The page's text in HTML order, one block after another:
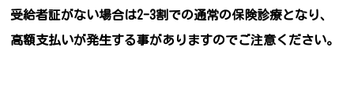
受給者証がない場合は2-3割での通常の保険診療となり、
高額支払いが発生する事がありますのでご注意ください。